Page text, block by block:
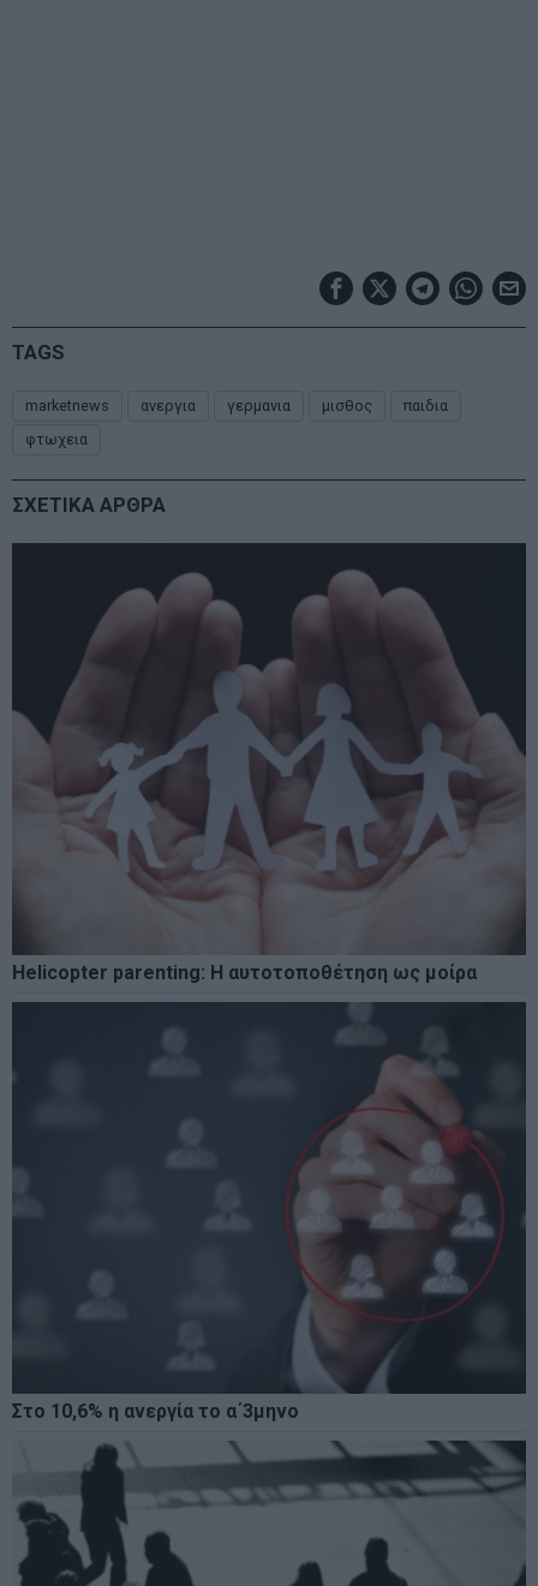
TAGS
marketnews ανεργια γερμανια μισθος
παιδια
φτωχεια
ΣΧΕΤΙΚΑ ΑΡΘΡΑ
Helicopter parenting: Η αυτοτοποθέτηση ως μοίρα
Στο 10,6% η ανεργία το α΄3μηνο